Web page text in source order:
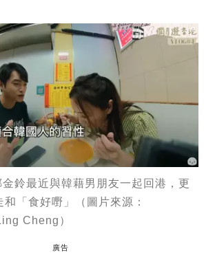
鈴最近與韓藉男朋友一起回港，更
和「食好嘢」（圖片來源：
Cheng）
廣告